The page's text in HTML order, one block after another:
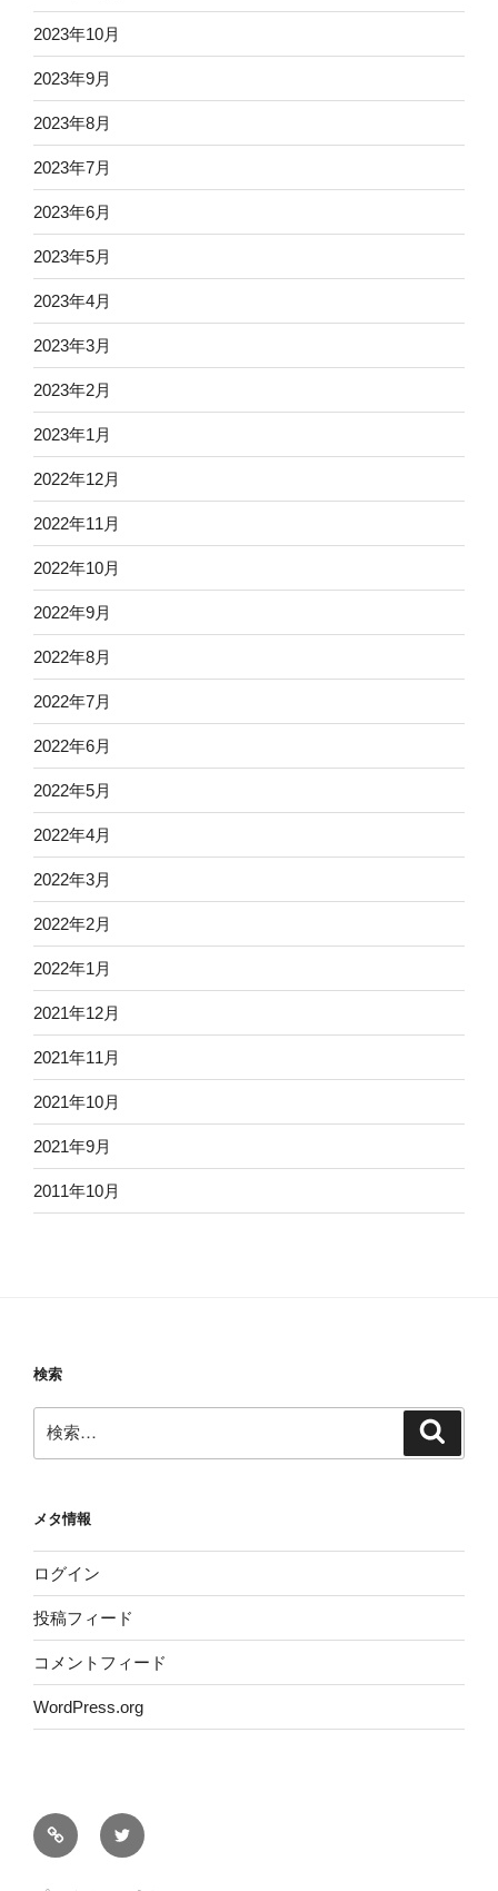
2023年10月
2023年9月
2023年8月
2023年7月
2023年6月
2023年5月
2023年4月
2023年3月
2023年2月
2023年1月
2022年12月
2022年11月
2022年10月
2022年9月
2022年8月
2022年7月
2022年6月
2022年5月
2022年4月
2022年3月
2022年2月
2022年1月
2021年12月
2021年11月
2021年10月
2021年9月
2011年10月
検索
索:
メタ情報
ログイン
投稿フィード
コメントフィード
WordPress.org
サ
イ
Twitter